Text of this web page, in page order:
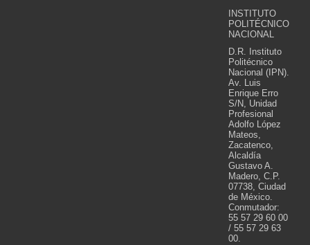
INSTITUTO
POLITÉCNICO
NACIONAL
D.R. Instituto
Politécnico
Nacional (IPN).
Av. Luis
Enrique Erro
S/N, Unidad
Profesional
Adolfo López
Mateos,
Zacatenco,
Alcaldía
Gustavo A.
Madero, C.P.
07738, Ciudad
de México.
Conmutador:
55 57 29 60 00
/ 55 57 29 63
00.